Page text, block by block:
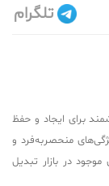
تلگرام
برای ایجاد و حفظ
منحصربه‌فرد و
در بازار تبدیل